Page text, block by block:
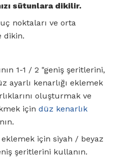
sütunlara dikilir.
noktaları ve orta
dikin.
1-1 / 2 "geniş şeritlerini,
ayarlı kenarlığı eklemek
oluşturmak ve
için düz kenarlık
eklemek için siyah / beyaz
şeritlerini kullanın.